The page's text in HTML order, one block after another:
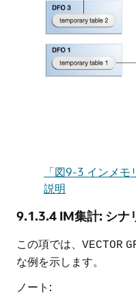
「図9-3 インメ
説明
9.1.3.4 IM集計: シナ
この項では、 VECTOR
な例を示します。
ノート: